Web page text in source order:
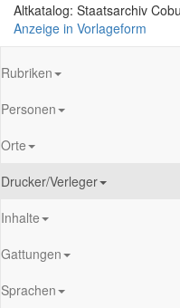
Altkatalog: Staatsarchiv
Anzeige in Vorlageform
Rubriken
Personen
Orte
Drucker/Verleger
Inhalte
Gattungen
Sprachen